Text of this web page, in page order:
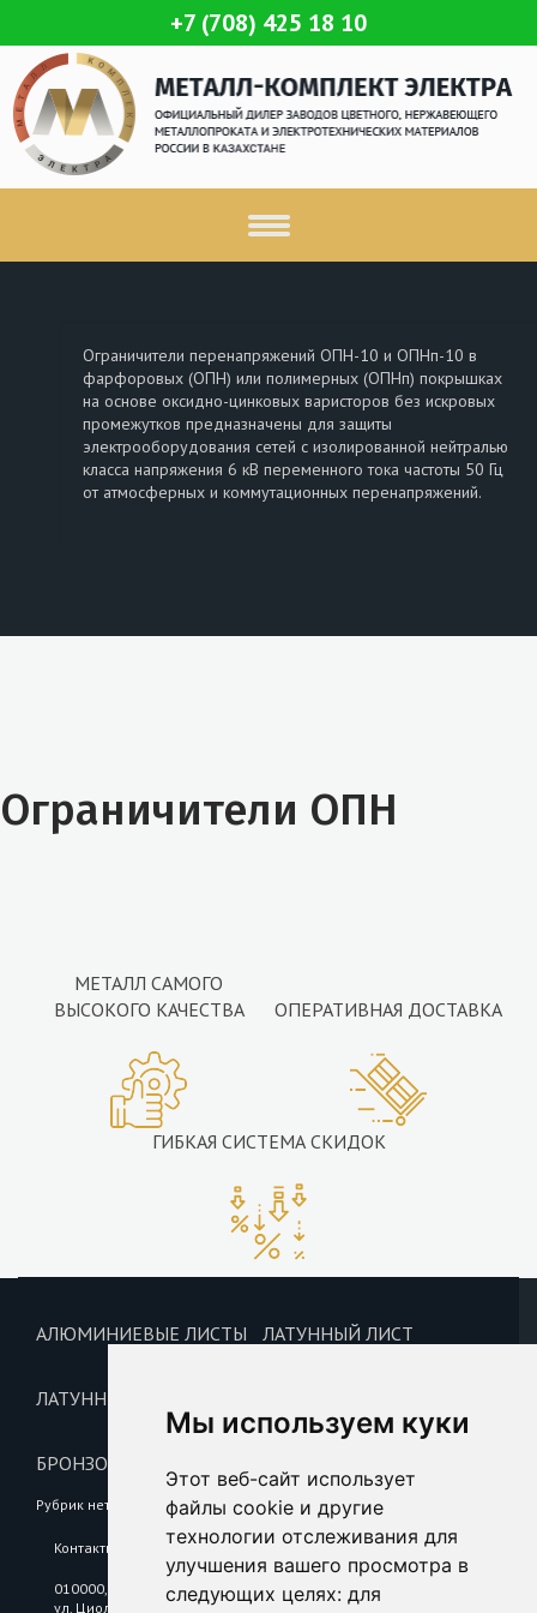
Мы используем куки
Этот веб-сайт использует
файлы cookie и другие
технологии отслеживания для
улучшения вашего просмотра в
следующих целях: для
+7 (708) 425 18 10
Ограничители перенапряжений ОПН-10 и ОПНп-10 в
фарфоровых (ОПН) или полимерных (ОПНп) покрышках
на основе оксидно-цинковых варисторов без искровых
промежутков предназначены для защиты
электрооборудования сетей с изолированной нейтралью
класса напряжения 6 кВ переменного тока частоты 50 Гц
от атмосферных и коммутационных перенапряжений.
Ограничители ОПН
МЕТАЛЛ САМОГО
ВЫСОКОГО КАЧЕСТВА
ОПЕРАТИВНАЯ ДОСТАВКА
ГИБКАЯ СИСТЕМА СКИДОК
АЛЮМИНИЕВЫЕ ЛИСТЫ ЛАТУННЫЙ ЛИСТ
ЛАТУННЫЕ ПРУТКИ
БРОНЗОВЫЕ ПРУТКИ
Рубрик нет
Контакты
010000, Республика Казахстан, г. Астана,
ул. Циолковского, 6/2